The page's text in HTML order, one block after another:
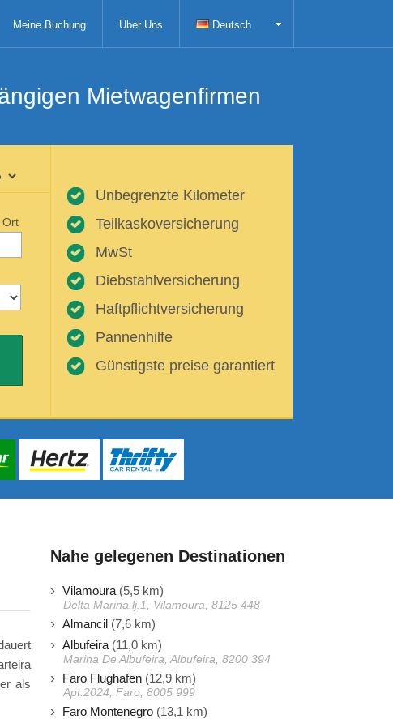
Meine Buchung Über Uns Deutsch
Mietwagenfirmen
Ort
Unbegrenzte Kilometer
Teilkaskoversicherung
MwSt
Diebstahlversicherung
Haftpflichtversicherung
Pannenhilfe
Günstigste preise garantiert
als
Nahe gelegenen Destinationen
Vilamoura (5,5 km)
Delta Marina,lj.1, Vilamoura, 8125 448
Almancil (7,6 km)
Albufeira (11,0 km)
Marina De Albufeira, Albufeira, 8200 394
Faro Flughafen (12,9 km)
Apt.2024, Faro, 8005 999
Faro Montenegro (13,1 km)